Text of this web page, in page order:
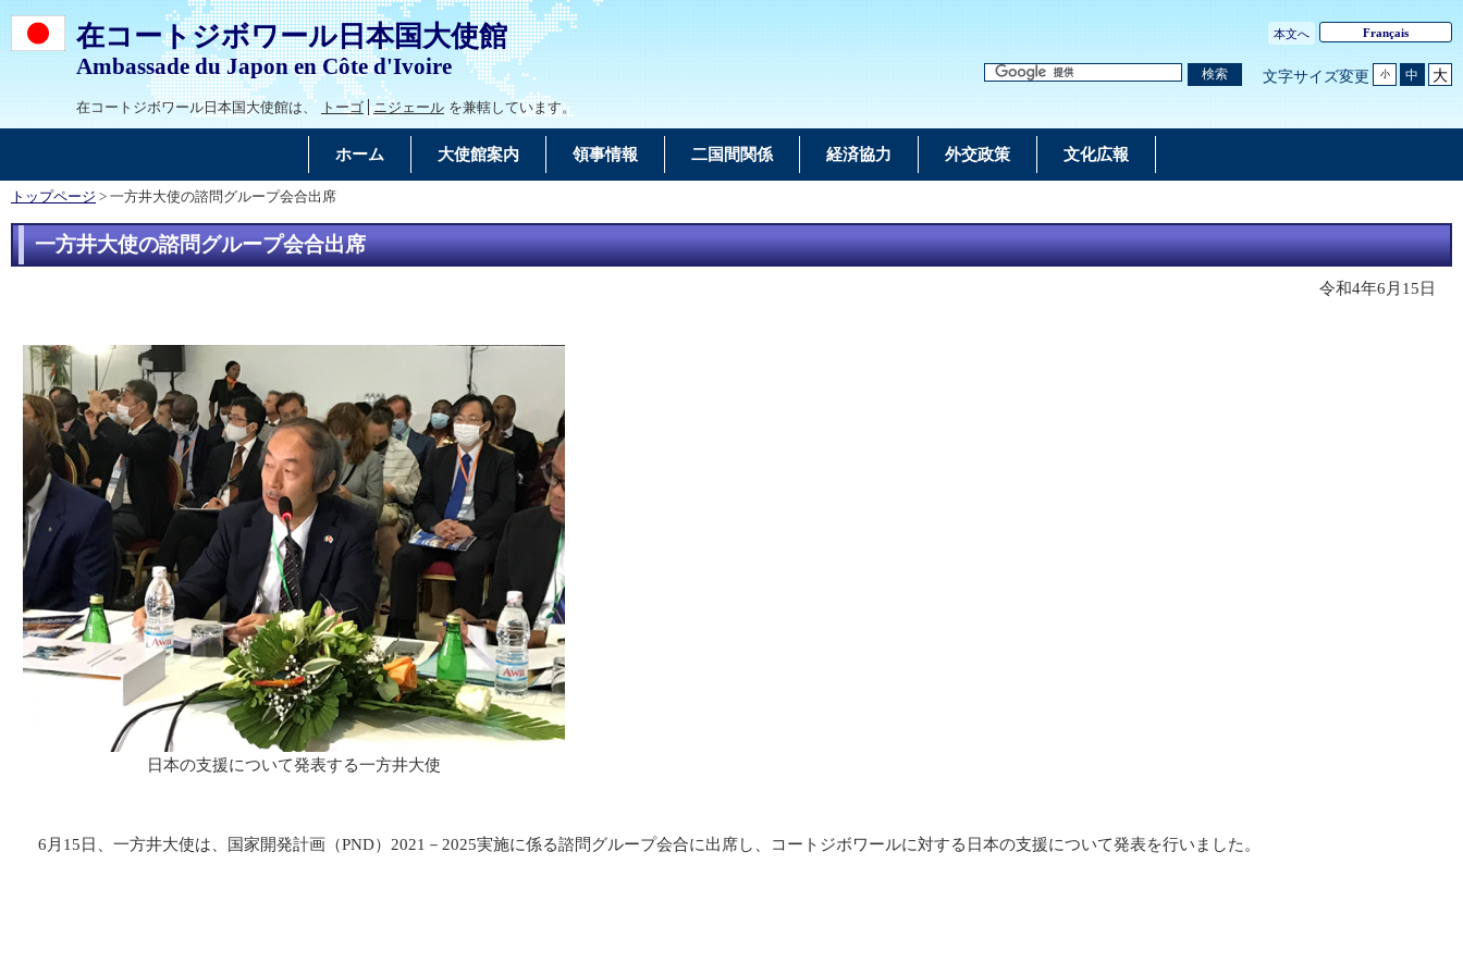
在コートジボワール日本国大使館
Ambassade du Japon en Côte d'Ivoire
本文へ Français
検索 文字サイズ変更 小 中 大
在コートジボワール日本国大使館は、 トーゴ ニジェール を兼轄しています。
ホーム 大使館案内 領事情報 二国間関係 経済協力 外交政策 文化広報
トップページ > 一方井大使の諮問グループ会合出席
一方井大使の諮問グループ会合出席
令和4年6月15日
日本の支援について発表する一方井大使
6月15日、一方井大使は、国家開発計画（PND）2021－2025実施に係る諮問グループ会合に出席し、コートジボワールに対する日本の支援について発表を行いました。